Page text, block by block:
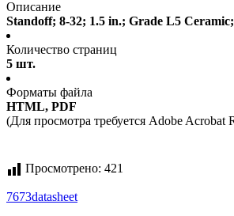
Описание
Standoff; 8-32; 1.5 in.; Grade L5
Количество страниц
5 шт.
Форматы файла
HTML, PDF
(Для просмотра требуется Adobe Acrobat
Просмотрено: 421
7673datasheet